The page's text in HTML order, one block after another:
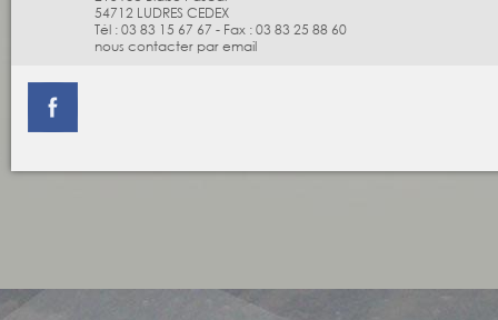
54712 LUDRES CEDEX
Tél : 03 83 15 67 67 - Fax : 03 83 25 88 60
nous contacter par email